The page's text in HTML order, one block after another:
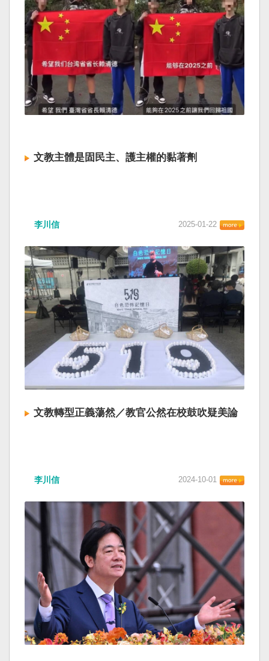
文教主體是固民主、護主權的黏著劑
李川信 2025-01-22
文教轉型正義蕩然／教官公然在校鼓吹疑美論
李川信 2024-10-01